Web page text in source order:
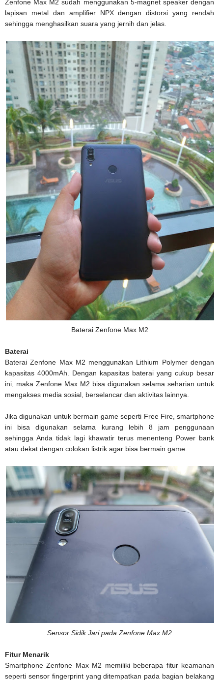
Zenfone Max M2 sudah menggunakan 5-magnet speaker dengan
lapisan metal dan amplifier NPX dengan distorsi yang rendah
sehingga menghasilkan suara yang jernih dan jelas.
Baterai Zenfone Max M2
Baterai
Baterai Zenfone Max M2 menggunakan Lithium Polymer dengan
kapasitas 4000mAh. Dengan kapasitas baterai yang cukup besar
ini, maka Zenfone Max M2 bisa digunakan selama seharian untuk
mengakses media sosial, berselancar dan aktivitas lainnya.
Jika digunakan untuk bermain game seperti Free Fire, smartphone
ini bisa digunakan selama kurang lebih 8 jam penggunaan
sehingga Anda tidak lagi khawatir terus menenteng Power bank
atau dekat dengan colokan listrik agar bisa bermain game.
Sensor Sidik Jari pada Zenfone Max M2
Fitur Menarik
Smartphone Zenfone Max M2 memiliki beberapa fitur keamanan
seperti sensor fingerprint yang ditempatkan pada bagian belakang